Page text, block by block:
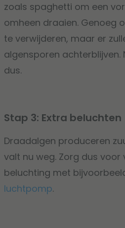
zoals spaghetti om een
omheen draaien. Genoeg
te verwijderen, maar er
algensporen achterblijven.
dus.
Stap 3: Extra beluchten
Draadalgen produceren
valt nu weg. Zorg dus voor
beluchting met
luchtpomp.